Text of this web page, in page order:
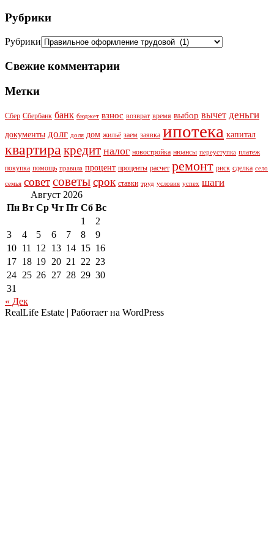
Рубрики
Рубрики
Свежие комментарии
Метки
Сбер Сбербанк банк бюджет взнос возврат время выбор вычет деньги
документы долг доля дом жильё заем заявка ипотека капитал
квартиракредит налог новостройка нюансы переуступка платеж
покупка помощь правила процент проценты расчет ремонт риск сделка село
семья советсоветысрок ставки труд условия успех шаги
Август 2026
Пн Вт Ср Чт Пт Сб Вс
1
2
3
4 5 6 7 8
9
10 11 12 13 14 15 16
17 18 19 20 21 22 23
24 25 26 27 28 29 30
31
« Дек
RealLife Estate | Работает на WordPress